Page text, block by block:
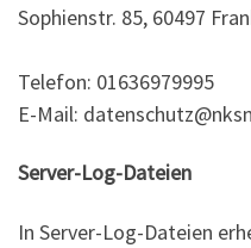
Sophienstr. 85, 60497
Telefon: 01636979995
E-Mail:
Server-Log-Dateien
In Server-Log-Dateien